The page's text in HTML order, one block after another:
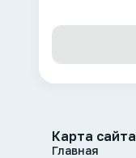
Карта сайта
Главная